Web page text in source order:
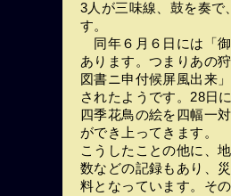
3人が三味線、鼓を奏で
す。
同年６月６日には「
あります。つまりあの
図書ニ申付候屏風出来
されたようです。28日
四季花鳥の絵を四幅一
ができ上ってきます。
こうしたことの他に、
数などの記録もあり、
料となっています。そ